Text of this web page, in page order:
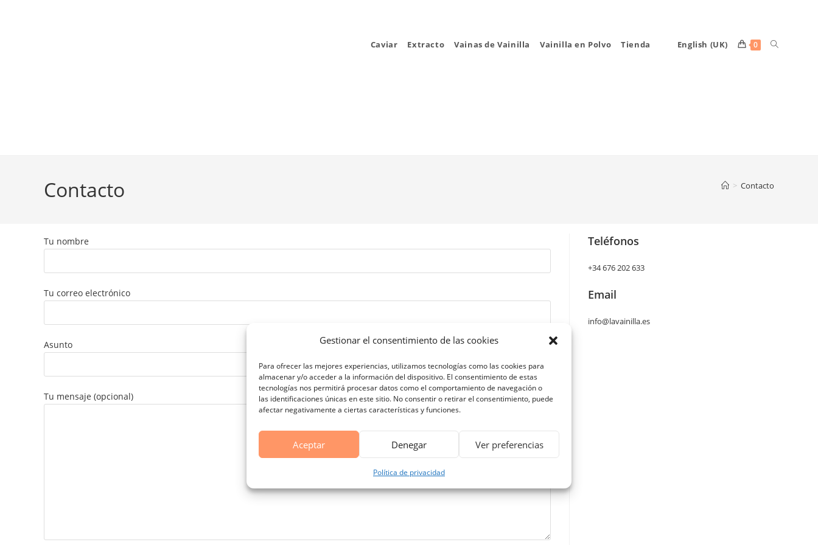
Gestionar el consentimiento de las cookies
Para ofrecer las mejores experiencias, utilizamos tecnologías como las cookies para
almacenar y/o acceder a la información del dispositivo. El consentimiento de estas
tecnologías nos permitirá procesar datos como el comportamiento de navegación o
las identificaciones únicas en este sitio. No consentir o retirar el consentimiento, puede
afectar negativamente a ciertas características y funciones.
Aceptar Denegar Ver preferencias
Política de privacidad
Caviar Extracto Vainas de Vainilla Vainilla en Polvo Tienda English (UK) 0 Alternar
Contacto > Contacto
Tu nombre
Tu correo electrónico
Asunto
Tu mensaje (opcional)
Teléfonos
+34 676 202 633
Email
info@lavainilla.es